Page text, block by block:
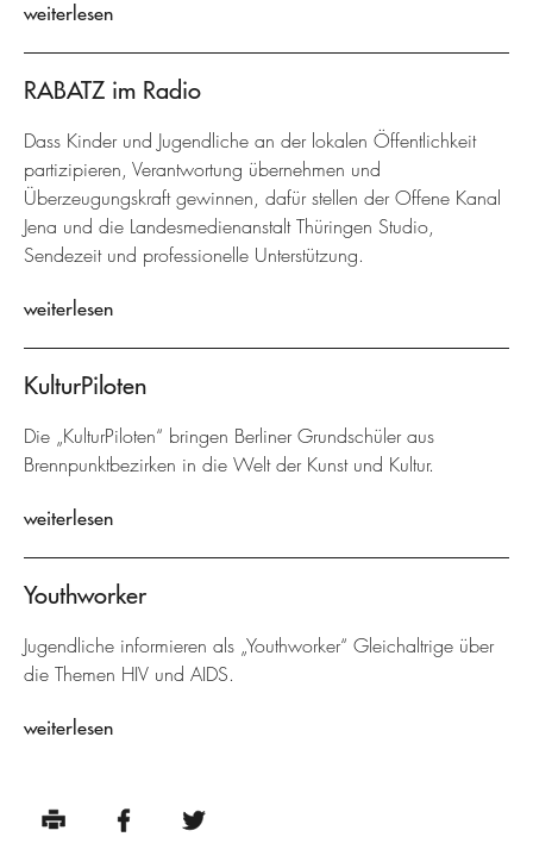
weiterlesen
RABATZ im Radio
Dass Kinder und Jugendliche an der lokalen Öffentlichkeit
partizipieren, Verantwortung übernehmen und
Überzeugungskraft gewinnen, dafür stellen der Offene Kanal
Jena und die Landesmedienanstalt Thüringen Studio,
Sendezeit und professionelle Unterstützung.
weiterlesen
KulturPiloten
Die „KulturPiloten“ bringen Berliner Grundschüler aus
Brennpunktbezirken in die Welt der Kunst und Kultur.
weiterlesen
Youthworker
Jugendliche informieren als „Youthworker“ Gleichaltrige über
die Themen HIV und AIDS.
weiterlesen